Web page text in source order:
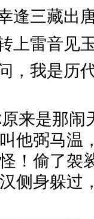
幸逢三
转上雷
，我是
来是那闹
他弼马温
！偷了袈
侧身躲过